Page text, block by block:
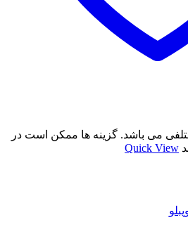
می باشد. گزینه ها ممکن است در
Quick View